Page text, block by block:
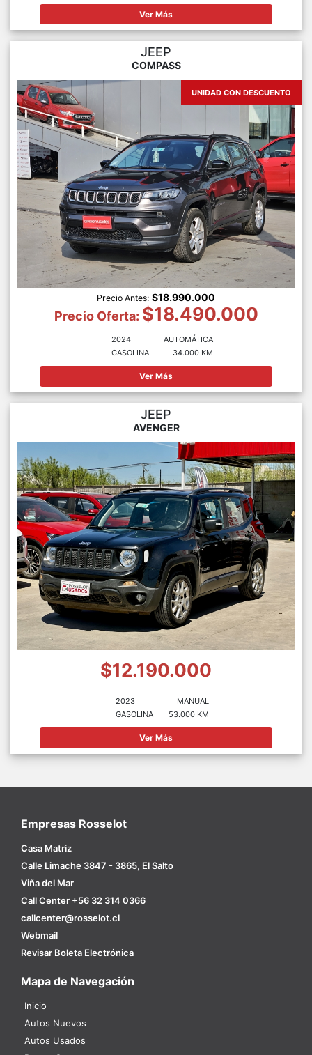
Ver Más
JEEP
COMPASS
UNIDAD CON DESCUENTO
Precio Antes: $18.990.000
Precio Oferta: $18.490.000
2024
GASOLINA
AUTOMÁTICA
34.000 KM
Ver Más
JEEP
AVENGER
$12.190.000
2023
GASOLINA
MANUAL
53.000 KM
Ver Más
Empresas Rosselot
Casa Matriz
Calle Limache 3847 - 3865, El Salto
Viña del Mar
Call Center +56 32 314 0366
callcenter@rosselot.cl
Webmail
Revisar Boleta Electrónica
Mapa de Navegación
Inicio
Autos Nuevos
Autos Usados